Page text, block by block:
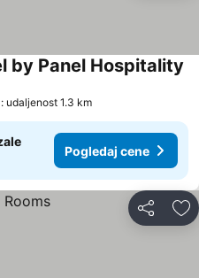
by Panel Hospitality
udaljenost 1.3 km
Pogledaj cene
Deli